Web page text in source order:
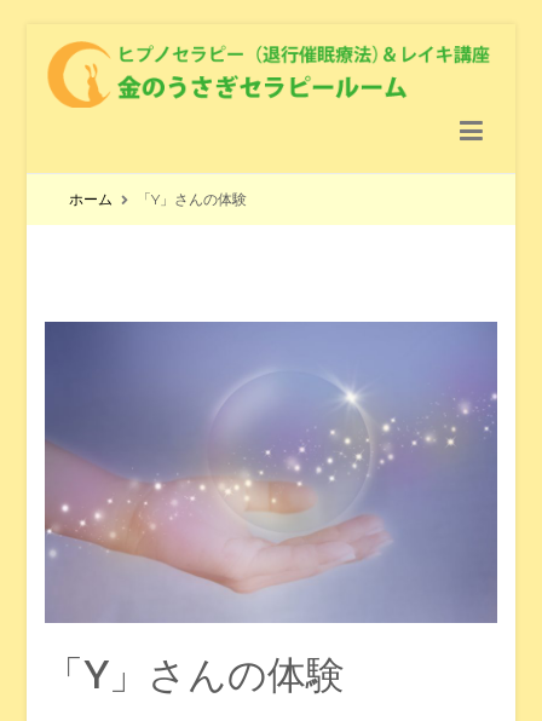
ヒプノセラピー（退行催眠療法） ＆レイキ講座 ＆ クリスタル
ホーム 「Y」さんの体験
「Y」さんの体験